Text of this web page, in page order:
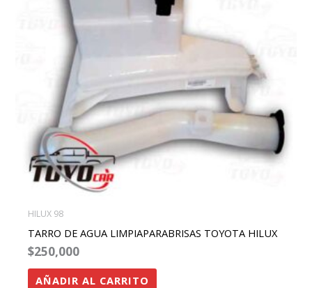
HILUX 98
TARRO DE AGUA LIMPIAPARABRISAS TOYOTA HILUX
$250,000
AÑADIR AL CARRITO